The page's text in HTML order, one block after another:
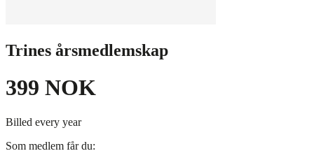
Trines årsmedlemskap
399 NOK
Billed every year
Som medlem får du: